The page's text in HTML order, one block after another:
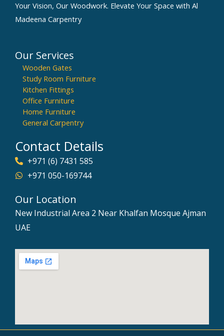
Your Vision, Our Woodwork. Elevate Your Space with Al
Madeena Carpentry
Our Services
Wooden Gates
Study Room Furniture
Kitchen Fittings
Office Furniture
Home Furniture
General Carpentry
Contact Details
+971 (6) 7431 585
+971 050-169744
Our Location
New Industrial Area 2 Near Khalfan Mosque Ajman
UAE